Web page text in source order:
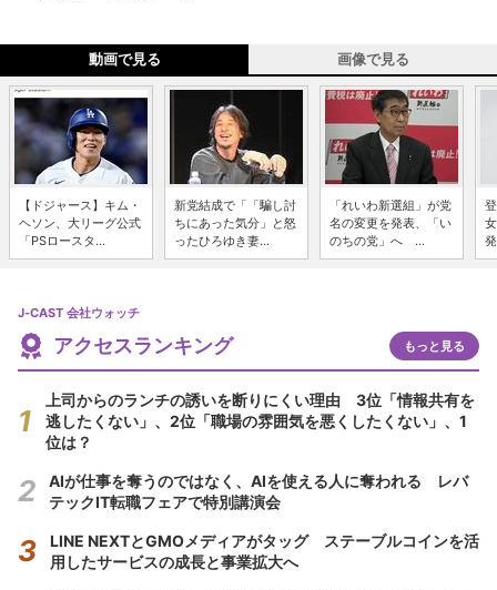
動画で見る 画像で見る
【ドジャース】キム・
ヘソン、大リーグ公式
「PSロースタ...
新党結成で「「騙し討
ちにあった気分」と怒
ったひろゆき妻...
「れいわ新選組」が党
名の変更を発表、「い
のちの党」へ ...
J-CAST 会社ウォッチ
アクセスランキング もっと見る
上司からのランチの誘いを断りにくい理由 3位「情報共有を
逃したくない」、2位「職場の雰囲気を悪くしたくない」、1
位は？
AIが仕事を奪うのではなく、AIを使える人に奪われる レバ
テックIT転職フェアで特別講演会
LINE NEXTとGMOメディアがタッグ ステーブルコインを活
用したサービスの成長と事業拡大へ